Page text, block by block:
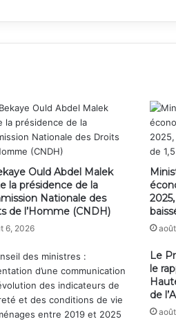
Ould Abdel Malek
la présidence de la
Nationale des
de l’Homme (CNDH)
6, 2026
Le
le
de